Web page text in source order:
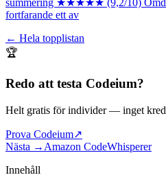
summering ★★★★★ (9,2/10)
fortfarande ett av
← Hela topplistan
🏆
Redo att testa Codeium?
Helt gratis för individer— inget
Prova Codeium↗
Nästa → Amazon CodeWhisperer
Innehåll